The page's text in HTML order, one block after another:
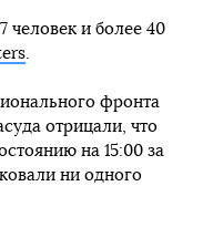
человек и более 40
.
фронта
отрицали, что
на 15:00 за
ни одного